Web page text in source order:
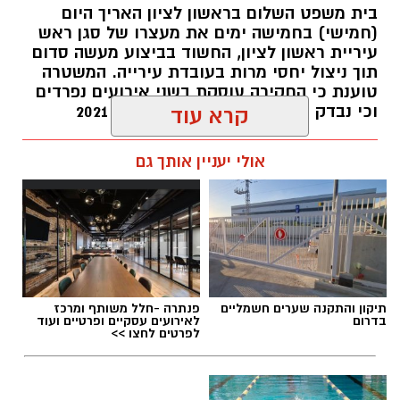
פיקוח שנערך בתשעה סניפי רשת "מרכז
ההחלקות".
האזהרה מתפרסמת לאחר שבדיקות מעבדה
הושלמו לכלל המוצרים שנאספו במהלך המבצע,
ובהמשך להודעת משרד הבריאות שפורסמה בחודש
בין המוצרים שנמצאו ואינם רשומים במאגרי משרד
הבריאות, ולכן חל איסור לשווקם:
PROTEIN + MINERAL PREMIUM HAIR
STRAIGHTENING
Protein Mineral Premium Pre Treatment
בנוסף, נמצא כי המוצרHYDRO KERATIN PRO
בית משפט השלום בראשון לציון האריך היום
(חמישי) בחמישה ימים את מעצרו של סגן ראש
עיריית ראשון לציון, החשוד בביצוע מעשה סדום
תוך ניצול יחסי מרות בעובדת עירייה. המשטרה
טוענת כי החקירה עוסקת בשני אירועים נפרדים
וכי נבדק חשד למקרים נוספים משנת 2021
תגים:הטרדה מינית, מעצר סגן ראש עיריית ראשון
לציון
קרא עוד
אולי יעניין אותך גם
תיקון והתקנה שערים חשמליים
בדרום
פנתרה -חלל משותף ומרכז
לאירועים עסקיים ופרטיים ועוד
לפרטים לחצו >>